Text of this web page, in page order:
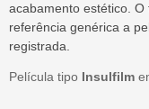
acabamento estético. O
referência genérica a
registrada.
Película tipo Insulfilm